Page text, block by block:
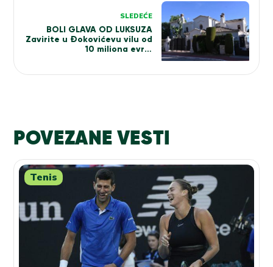
SLEDEĆE
BOLI GLAVA OD LUKSUZA
Zavirite u Đokovićevu vilu od
10 miliona evra!
POVEZANE VESTI
Tenis